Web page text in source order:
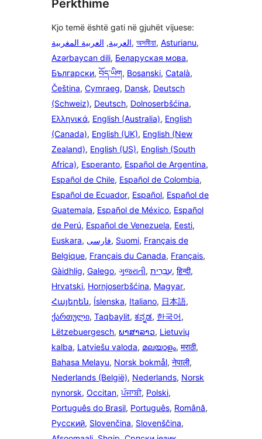
Përkthime
Kjo temë është gati në gjuhët vijuese:
العربية, العربية المغربية , অসমীয়া, Asturianu,
Azərbaycan dili, Беларуская мова,
Български, བོད་ཡིག, Bosanski, Català,
Čeština, Cymraeg, Dansk, Deutsch
(Schweiz), Deutsch, Dolnoserbšćina,
Ελληνικά, English (Australia), English
(Canada), English (UK), English (New
Zealand), English (US), English (South
Africa), Esperanto, Español de Argentina,
Español de Chile, Español de Colombia,
Español de Ecuador, Español, Español de
Guatemala, Español de México, Español
de Perú, Español de Venezuela, Eesti,
Euskara, فارسی, Suomi, Français de
Belgique, Français du Canada, Français,
Gàidhlig, Galego, ગુજરાતી, עִבְרִית, हिन्दी,
Hrvatski, Hornjoserbšćina, Magyar,
Հայերեն, Íslenska, Italiano, 日本語,
ქართული, Taqbaylit, ಕನ್ನಡ, 한국어,
Lëtzebuergesch, ພາສາລາວ, Lietuvių
kalba, Latviešu valoda, മലയാളം, मराठी,
Bahasa Melayu, Norsk bokmål, नेपाली,
Nederlands (België), Nederlands, Norsk
nynorsk, Occitan,ਪੰਜਾਬੀ, Polski,
Português do Brasil, Português, Română,
Русский, Slovenčina, Slovenščina,